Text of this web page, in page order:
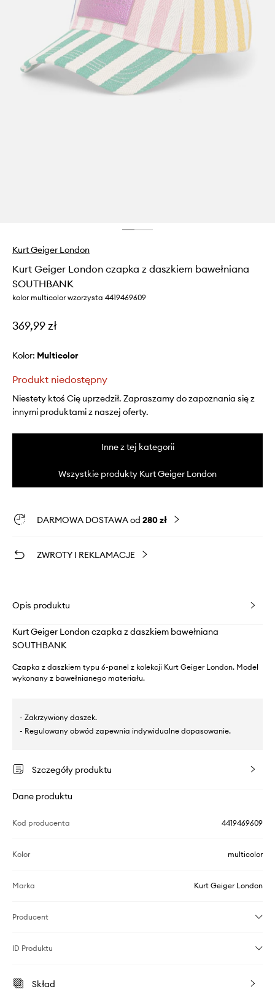
Kurt Geiger London
Kurt Geiger London czapka z daszkiem bawełniana
SOUTHBANK
kolor multicolor wzorzysta 4419469609
369,99 zł
Kolor: multicolor
Produkt niedostępny
Niestety ktoś Cię uprzedził. Zapraszamy do zapoznania się z
innymi produktami z naszej oferty.
Inne z tej kategorii
Wszystkie produkty Kurt Geiger London
DARMOWA DOSTAWA od 280 zł
ZWROTY I REKLAMACJE
Opis produktu
Kurt Geiger London czapka z daszkiem bawełniana
SOUTHBANK
Czapka z daszkiem typu 6-panel z kolekcji Kurt Geiger London. Model
wykonany z bawełnianego materiału.
- Zakrzywiony daszek.
- Regulowany obwód zapewnia indywidualne dopasowanie.
Szczegóły produktu
Dane produktu
Kod producenta 4419469609
Kolor multicolor
Marka Kurt Geiger London
Producent
ID Produktu
Skład